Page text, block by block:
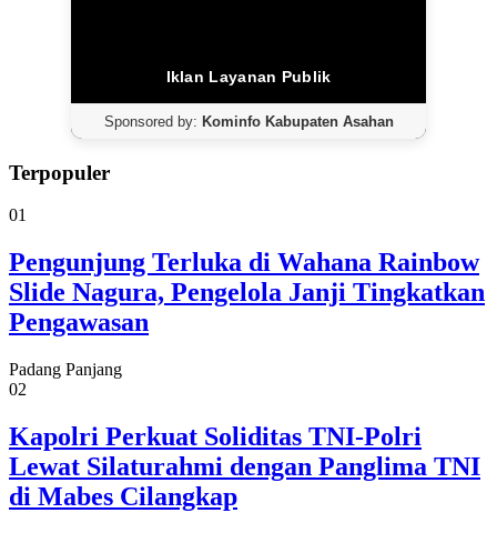
Iklan Layanan Publik
Sponsored by: Kominfo Kabupaten Asahan
Terpopuler
01
Pengunjung Terluka di Wahana Rainbow
Slide Nagura, Pengelola Janji Tingkatkan
Pengawasan
Padang Panjang
02
Kapolri Perkuat Soliditas TNI-Polri
Lewat Silaturahmi dengan Panglima TNI
di Mabes Cilangkap